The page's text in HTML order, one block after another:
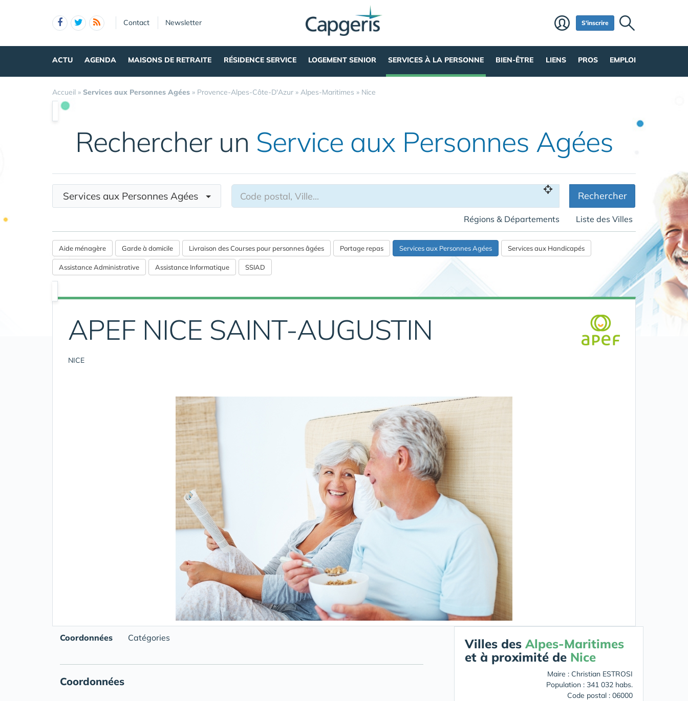
Contact Newsletter S'inscrire
ACTU AGENDA MAISONS DE RETRAITE RÉSIDENCE SERVICE LOGEMENT SENIOR SERVICES À LA PERSONNE BIEN-ÊTRE LIENS PROS EMPLOI
Accueil » Services aux Personnes Agées » Provence-Alpes-Côte-D'Azur » Alpes-Maritimes » Nice
Rechercher un Service aux Personnes Agées
Services aux Personnes Agées Rechercher
Régions & Départements Liste des Villes
Aide ménagère Garde à domicile Livraison des Courses pour personnes âgées Portage repas Services aux Personnes Agées Services aux Handicapés
Assistance Administrative Assistance Informatique SSIAD
APEF NICE SAINT-AUGUSTIN
NICE
Coordonnées Catégories
Coordonnées
Villes des Alpes-Maritimes
et à proximité de Nice
Maire : Christian ESTROSI
Population : 341 032 habs.
Code postal : 06000